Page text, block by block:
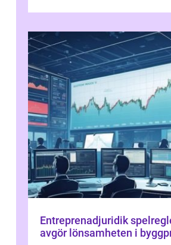
Entreprenadjuridik spelreglerna som
avgör lönsamheten i